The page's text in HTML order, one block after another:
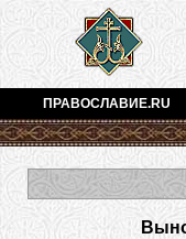
ПРАВОСЛАВИЕ.RU